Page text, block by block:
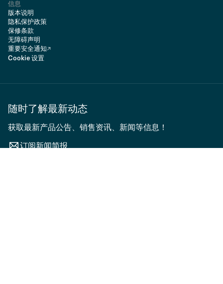
信息
版本说明
隐私保护政策
保修条款
无障碍声明
重要安全通知
Cookie 设置
随时了解最新动态
获取最新产品公告、销售资讯、新闻等信息！
订阅新闻简报